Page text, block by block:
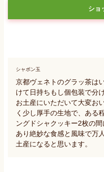
ショ
シャボン玉
京都ヴェネトのグラッ茶は
けて日持ちもし個包装で分
お土産にいただいて大変お
く少し厚手の生地で、ある
ングドシャクッキー2枚の
あり絶妙な食感と風味で万
土産になると思います。